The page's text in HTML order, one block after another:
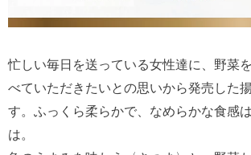
忙しい毎日を送っている女性達に、野菜
べていただきたいとの思いから発売した
す。ふっくら柔らかで、なめらかな食感
は。